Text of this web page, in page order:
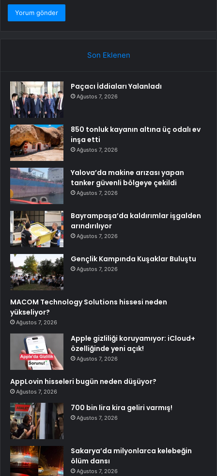
Son Eklenen
Paçacı İddiaları Yalanladı
Ağustos 7, 2026
850 tonluk kayanın altına üç odalı ev
inşa etti
Ağustos 7, 2026
Yalova’da makine arızası yapan
tanker güvenli bölgeye çekildi
Ağustos 7, 2026
Bayrampaşa’da kaldırımlar işgalden
arındırılıyor
Ağustos 7, 2026
Gençlik Kampında Kuşaklar Buluştu
Ağustos 7, 2026
MACOM Technology Solutions hissesi neden
yükseliyor?
Ağustos 7, 2026
Apple gizliliği koruyamıyor: iCloud+
özelliğinde yeni açık!
Ağustos 7, 2026
AppLovin hisseleri bugün neden düşüyor?
Ağustos 7, 2026
700 bin lira kira geliri varmış!
Ağustos 7, 2026
Sakarya’da milyonlarca kelebeğin
ölüm dansı
Ağustos 7, 2026